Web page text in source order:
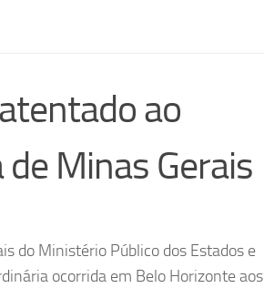
ao
Minas Gerais
do Ministério Público dos Estados e
ocorrida em Belo Horizonte aos